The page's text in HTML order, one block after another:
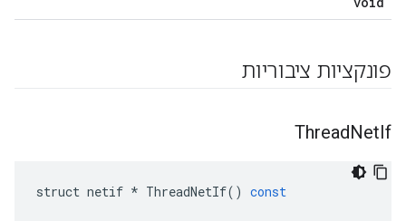
פונקציות ציבוריות
ThreadNetIf
struct netif * ThreadNetIf() const